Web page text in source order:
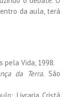
da aula, terá
pela Vida, 1998.
da Terra.São
Livraria Cristã